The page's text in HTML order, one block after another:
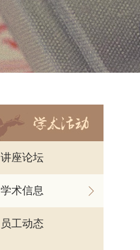
| 讲座论坛
| 学术信息
| 员工动态